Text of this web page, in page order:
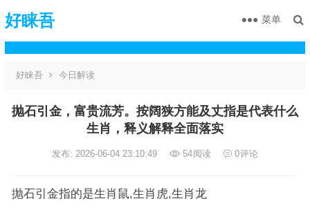
好睐吾 菜单
好睐吾 今日解读
抛石引金，富贵流芳。按阔狭方能及丈指是代表什么
生肖，释义解释全面落实
发布: 2026-06-04 23:10:49 54阅读 0评论
抛石引金指的是生肖鼠,生肖虎,生肖龙